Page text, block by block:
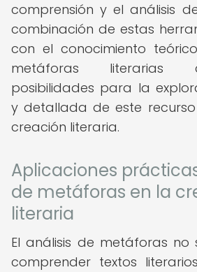
comprensión y el análisis
combinación de estas
con el conocimiento
metáforas literarias
posibilidades para la
y detallada de este
creación literaria.
Aplicaciones
de metáforas en la
literaria
El análisis de metáforas no
comprender textos